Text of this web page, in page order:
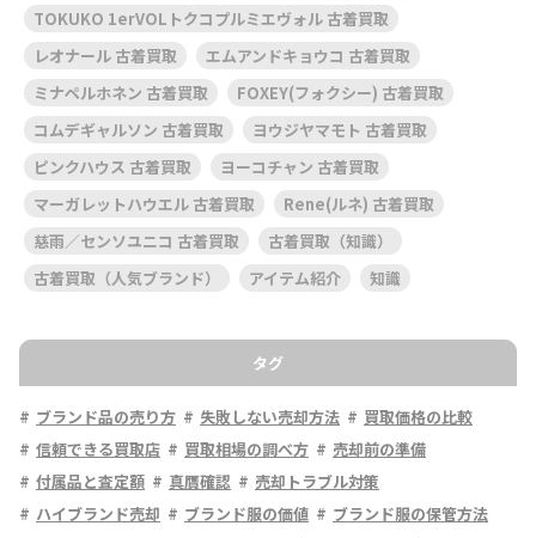
TOKUKO 1erVOLトクコプルミエヴォル 古着買取
レオナール 古着買取
エムアンドキョウコ 古着買取
ミナペルホネン 古着買取
FOXEY(フォクシー) 古着買取
コムデギャルソン 古着買取
ヨウジヤマモト 古着買取
ピンクハウス 古着買取
ヨーコチャン 古着買取
マーガレットハウエル 古着買取
Rene(ルネ) 古着買取
慈雨／センソユニコ 古着買取
古着買取（知識）
古着買取（人気ブランド）
アイテム紹介 知識
タグ
ブランド品の売り方 失敗しない売却方法
買取価格の比較
信頼できる買取店
買取相場の調べ方
売却前の準備
付属品と査定額
真贋確認
売却トラブル対策
ハイブランド売却
ブランド服の価値
ブランド服の保管方法